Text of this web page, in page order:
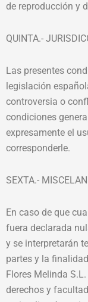
de reproducción y
QUINTA.-
Las presentes
legislación
controversia o
condiciones
expresamente el
corresponderle.
SEXTA.-
En caso de que
fuera declarada
y se interpretarán
partes y la
Flores Melinda
derechos y